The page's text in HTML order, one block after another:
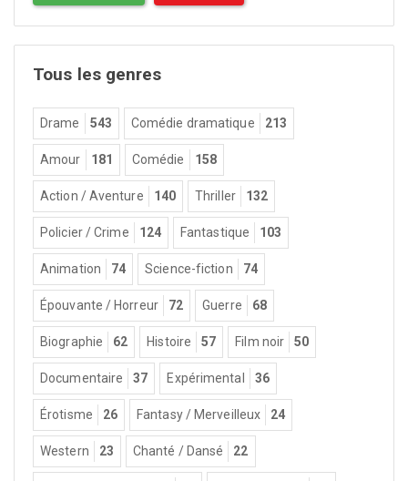
Tous les genres
Drame 543 Comédie dramatique 213
Amour 181 Comédie 158
Action / Aventure 140 Thriller 132
Policier / Crime 124 Fantastique 103
Animation 74 Science-fiction 74
Épouvante / Horreur 72 Guerre 68
Biographie 62 Histoire 57 Film noir 50
Documentaire 37 Expérimental 36
Érotisme 26 Fantasy / Merveilleux 24
Western 23 Chanté / Dansé 22